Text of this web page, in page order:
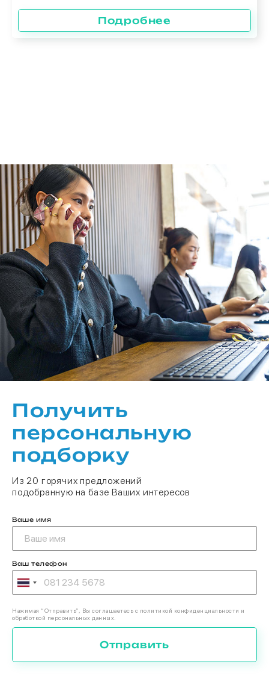
Подробнее
Получить
персональную
подборку
Из 20 горячих предложений
подобранную на базе Ваших интересов
Ваше имя
Ваш телефон
Нажимая “Отправить”, Вы соглашаетесь с политикой конфиденциальности и
обработкой персональных данных.
Отправить